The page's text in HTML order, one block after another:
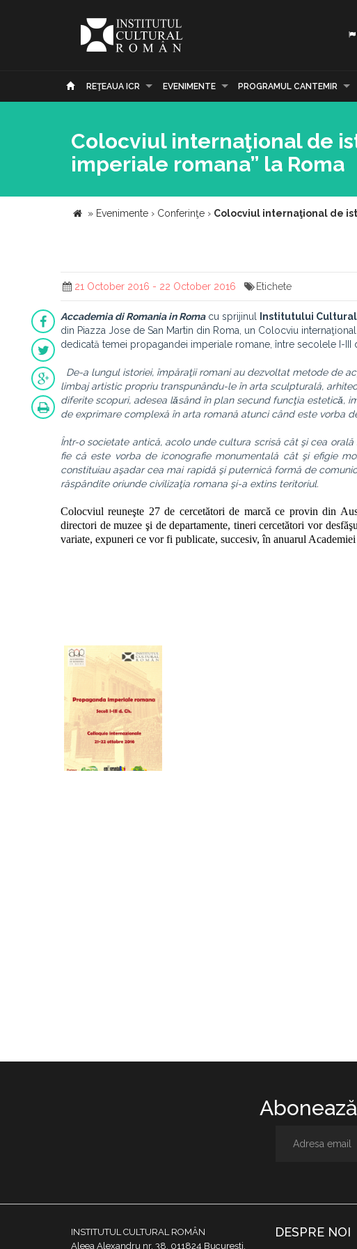
REŢEAUA ICR EVENIMENTE PROGRAMUL CANTEMIR
Colocviul internaţional de
imperiale romana” la Roma
» Evenimente › Conferinţe › Colocviul internaţional de
21 October 2016 - 22 October 2016 Etichete
Accademia di Romania in Romacu sprijinul Institutului
din Piazza Jose de San Martin din Roma, un Colocviu
dedicată temei propagandei imperiale romane, între secolele I-III
De-a lungul istoriei, împăraţii romani au dezvoltat metode de
limbaj artistic propriu transpunându-le în arta sculpturală,
diferite scopuri, adesea lǎsând în plan secund funcţia
de exprimare complexă în arta romană atunci când este vorba
Într-o societate antică, acolo unde cultura scrisă cât şi cea
fie că este vorba de iconografie monumentală cât şi efigie
constituiau aşadar cea mai rapidă şi puternică formă de
răspândite oriunde civilizaţia romana şi-a extins teritoriul.
Colocviul reuneşte 27 de cercetători de marcă ce provin din
directori de muzee şi de departamente, tineri cercetători vor
variate, expuneri ce vor fi publicate, succesiv, în anuarul
INSTITUTUL CULTURAL ROMÂN
Aleea Alexandru nr. 38, 011824 București,
DESPRE NOI